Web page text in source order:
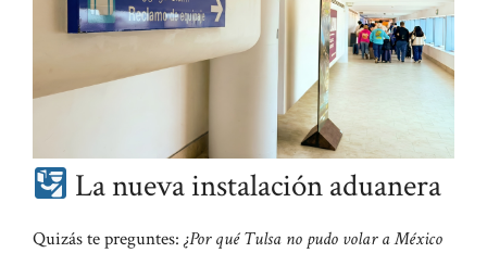
La nueva instalación aduanera
Quizás te preguntes:¿Por qué Tulsa no pudo volar a México